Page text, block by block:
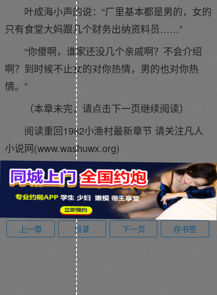
叶成海小声的说：“厂里基本都是男的，女的
只有食堂大妈跟几个财务出纳资料员……”
“你傻啊，谁家还没几个亲戚啊？不会介绍
啊？到时候不止女的对你热情，男的也对你热
情。”
（本章未完，请点击下一页继续阅读）
阅读重回1982小渔村最新章节 请关注凡人
小说网(www.washuwx.org)
上一章 目录 下一页 存书签